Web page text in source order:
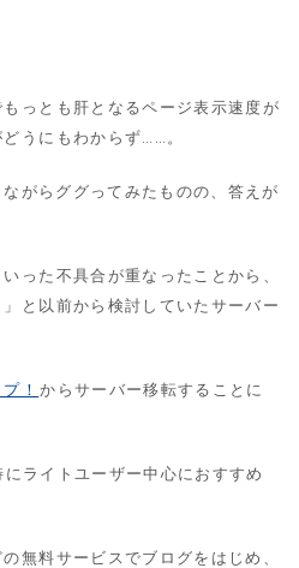
っとも肝となるページ表示速度が
うにもわからず……。
がらググってみたものの、答えが
った不具合が重なったことから、
と以前から検討していたサーバー
！ からサーバー移転することに
にライトユーザー中心におすすめ
無料サービスでブログをはじめ、